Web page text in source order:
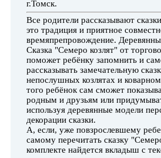
г.Томск.
Все родители рассказывают
это традиция и приятное
времяпрепровождение.
Сказка "Семеро козлят" от
поможет ребёнку запомнить и
рассказывать замечательную
непослушных козлятах и
того ребёнок сам сможет
родным и друзьям или
используя деревянные модели
декорации сказки.
А, если, уже повзрослевшему
самому перечитать сказку
комплекте найдется вкладыш с